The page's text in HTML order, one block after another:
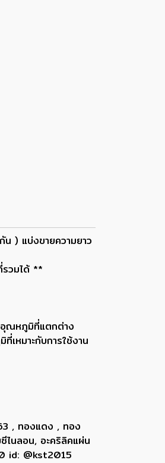
) แบ่งขายความยาว
รวมได้ **
ณหภูมิที่แตกต่าง
หมาะกับการใช้งาน
, ทองแดง , ทอง
ไนลอน, อะคริลิคแผ่น
id: @kst2015